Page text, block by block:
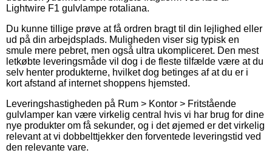
Lightwire F1 gulvlampe rotaliana.
Du kunne tillige prøve at få ordren bragt til din lejlighed eller
ud på din arbejdsplads. Muligheden viser sig typisk en
smule mere pebret, men også ultra ukompliceret. Den mest
letkøbte leveringsmåde vil dog i de fleste tilfælde være at du
selv henter produkterne, hvilket dog betinges af at du er i
kort afstand af internet shoppens hjemsted.
Leveringshastigheden på Rum > Kontor > Fritstående
gulvlamper kan være virkelig central hvis vi har brug for dine
nye produkter om få sekunder, og i det øjemed er det virkelig
relevant at vi dobbelttjekker den forventede leveringstid ved
den relevante vare.